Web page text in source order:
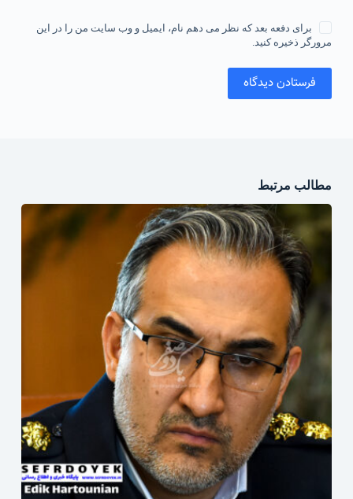
برای دفعه بعد که نظر می دهم نام، ایمیل و وب سایت من را در این
مرورگر ذخیره کنید.
فرستادن دیدگاه
مطالب مرتبط